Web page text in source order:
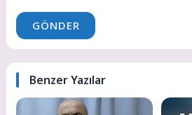
GÖNDER
Benzer Yazılar